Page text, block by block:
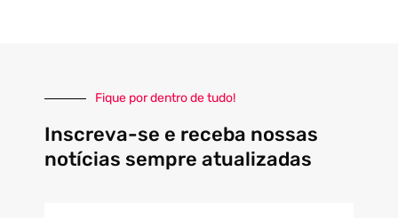
Fique por dentro de tudo!
Inscreva-se e receba nossas
notícias sempre atualizadas